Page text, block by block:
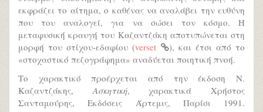
εκφράζει το αίτημα, ο καθένας να αναλάβει την ευθύνη
που του αναλογεί, για να σώσει τον κόσμο. Η
μεταφυσική κραυγή του Καζαντζάκη αποτυπώνεται στη
μορφή του στίχου-εδαφίου (verset
), και έτσι από το
«στοχαστικό πεζογράφημα» αναδύεται ποιητική πνοή.
Το χαρακτικό προέρχεται από την έκδοση Ν.
Καζαντζάκης, Ασκητική, χαρακτικά Χρήστος
Σανταμούρης, Εκδόσεις Άρτεμις, Παρίσι 1991.